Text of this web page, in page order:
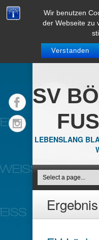
Wir benutzen
der Webseite zu
Verstanden
SV
LEBENSLANG
Ergebnis